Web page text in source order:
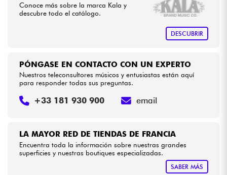
HiFi
Ver nuestras marcas
Conoce más sobre la marca Kala y
descubre todo el catálogo.
DESCUBRIR
LA MAYOR RED DE TIENDAS DE FRANCIA
Encuentra toda la información sobre nuestras grandes
superficies y nuestras boutiques especializadas.
SABER MÁS
PÓNGASE EN CONTACTO CON UN EXPERTO
Nuestros teleconsultores músicos y entusiastas están aquí
para responder todas sus preguntas.
+33 181 930 900 email